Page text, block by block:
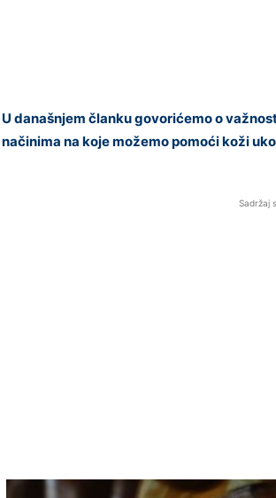
U današnjem članku govorićemo o
načinima na koje možemo pomoći koži
Sadržaj